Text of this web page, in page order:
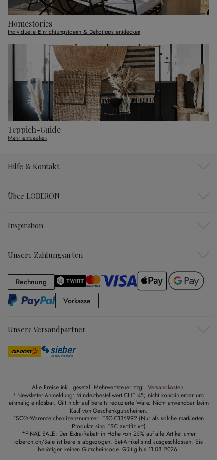
Homestories
Individuelle Einrichtungsideen & Dekotipps entdecken
Teppich-Guide
Mehr entdecken
Hilfe & Kontakt
Über LOBERON
Inspiration
Unsere Zahlungsarten
RechnungRechnung
Vorkasse
Unsere Versandpartner
Alle Preise inkl. gesetzl. Mehrwertsteuer zzgl. Versandkosten.
¹ Newsletter-Anmeldung: Mindestbestellwert CHF 45; nicht kombinierbar und
einmalig einlösbar. Gilt nicht auf bereits reduzierte Ware. Nicht anwendbar beim
Kauf von Geschenkgutscheinen.
FSC®-Warenzeichenlizenznummer: FSC-C136992 (Nur als solche markierten
Produkte sind FSC zertifiziert)
*FINAL SALE: Der Extra-Rabatt in Höhe von 25% auf alle Artikel unter
loberon.ch/Sale ist bereits abgezogen. Set-Artikel sind ausgeschlossen. Sie
benötigen keinen Gutscheincode. Gültig bis 11.08.2026.